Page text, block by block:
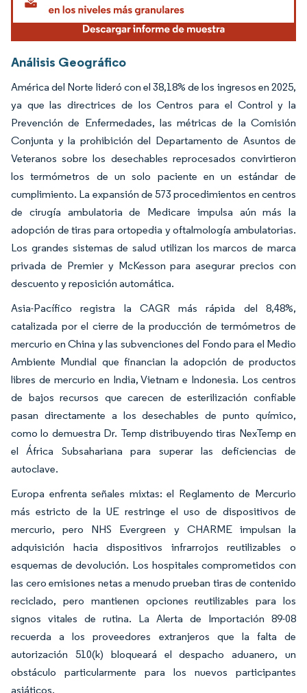
Análisis Geográfico
América del Norte lideró con el 38,18% de los ingresos en 2025,
ya que las directrices de los Centros para el Control y la
Prevención de Enfermedades, las métricas de la Comisión
Conjunta y la prohibición del Departamento de Asuntos de
Veteranos sobre los desechables reprocesados convirtieron
los termómetros de un solo paciente en un estándar de
cumplimiento. La expansión de 573 procedimientos en centros
de cirugía ambulatoria de Medicare impulsa aún más la
adopción de tiras para ortopedia y oftalmología ambulatorias.
Los grandes sistemas de salud utilizan los marcos de marca
privada de Premier y McKesson para asegurar precios con
descuento y reposición automática.
Asia-Pacífico registra la CAGR más rápida del 8,48%,
catalizada por el cierre de la producción de termómetros de
mercurio en China y las subvenciones del Fondo para el Medio
Ambiente Mundial que financian la adopción de productos
libres de mercurio en India, Vietnam e Indonesia. Los centros
de bajos recursos que carecen de esterilización confiable
pasan directamente a los desechables de punto químico,
como lo demuestra Dr. Temp distribuyendo tiras NexTemp en
el África Subsahariana para superar las deficiencias de
autoclave.
Europa enfrenta señales mixtas: el Reglamento de Mercurio
más estricto de la UE restringe el uso de dispositivos de
mercurio, pero NHS Evergreen y CHARME impulsan la
adquisición hacia dispositivos infrarrojos reutilizables o
esquemas de devolución. Los hospitales comprometidos con
las cero emisiones netas a menudo prueban tiras de contenido
reciclado, pero mantienen opciones reutilizables para los
signos vitales de rutina. La Alerta de Importación 89-08
recuerda a los proveedores extranjeros que la falta de
autorización 510(k) bloqueará el despacho aduanero, un
obstáculo particularmente para los nuevos participantes
asiáticos.